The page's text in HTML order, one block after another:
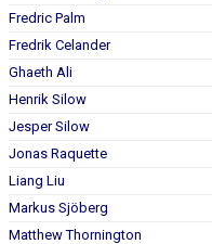
DOKUMENT
Fredric Palm
Fredrik Celander
Ghaeth Ali
Henrik Silow
Jesper Silow
Jonas Raquette
Liang Liu
Markus Sjöberg
Matthew Thornington